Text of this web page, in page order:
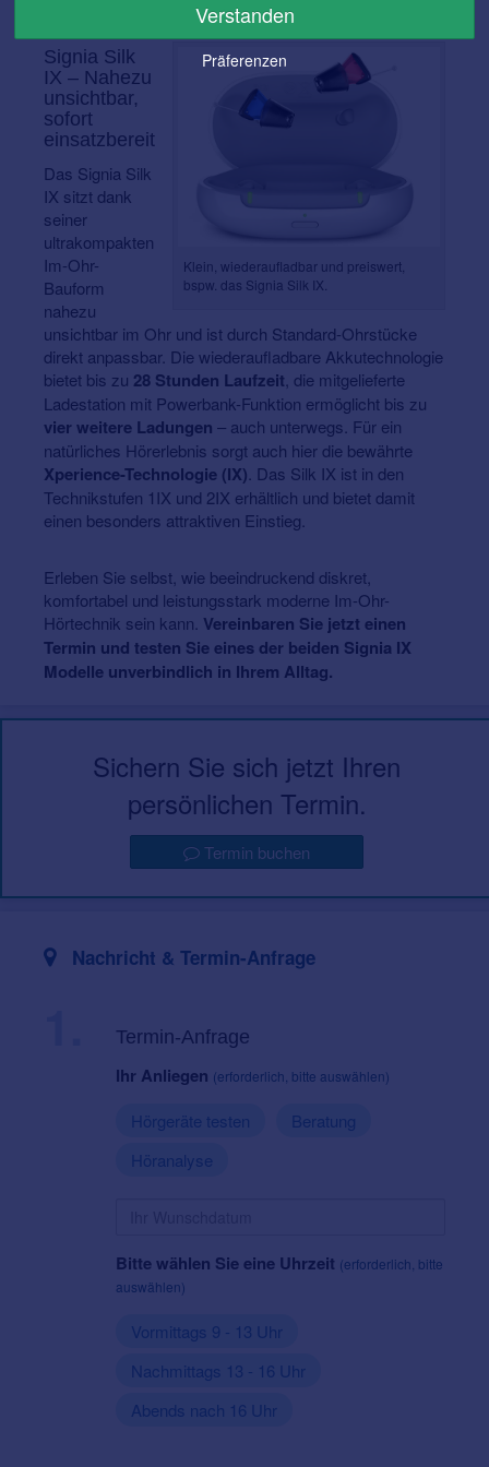
Klein, wiederaufladbar und preiswert,
bspw. das Signia Silk IX.
Signia Silk
IX – Nahezu
unsichtbar,
sofort
einsatzbereit
Das Signia Silk
IX sitzt dank
seiner
ultrakompakten
Im-Ohr-
Bauform
nahezu
unsichtbar im Ohr und ist durch Standard-Ohrstücke
direkt anpassbar. Die wiederaufladbare Akkutechnologie
bietet bis zu 28 Stunden Laufzeit , die mitgelieferte
Ladestation mit Powerbank-Funktion ermöglicht bis zu
vier weitere Ladungen – auch unterwegs. Für ein
natürliches Hörerlebnis sorgt auch hier die bewährte
Xperience-Technologie (IX) . Das Silk IX ist in den
Technikstufen 1IX und 2IX erhältlich und bietet damit
einen besonders attraktiven Einstieg.
Erleben Sie selbst, wie beeindruckend diskret,
komfortabel und leistungsstark moderne Im-Ohr-
Hörtechnik sein kann. Vereinbaren Sie jetzt einen
Termin und testen Sie eines der beiden Signia IX
Modelle unverbindlich in Ihrem Alltag.
Sichern Sie sich jetzt Ihren
persönlichen Termin.
Termin buchen
Nachricht & Termin-Anfrage
Termin-Anfrage
Ihr Anliegen (erforderlich, bitte auswählen)
Hörgeräte testen
Beratung
Höranalyse
Bitte wählen Sie eine Uhrzeit (erforderlich, bitte
auswählen)
Vormittags 9 - 13 Uhr
Nachmittags 13 - 16 Uhr
Abends nach 16 Uhr
Verstanden
Präferenzen